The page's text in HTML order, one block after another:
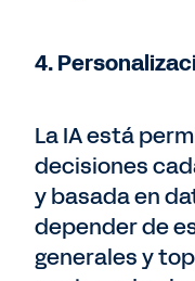
4.
La IA está
decisiones
y basada en
depender de
generales y